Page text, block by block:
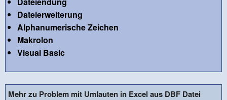
Dateierweiterung
Alphanumerische Zeichen
Makrolon
Visual Basic
Mehr zu Problem mit Umlauten in Excel aus DBF Datei